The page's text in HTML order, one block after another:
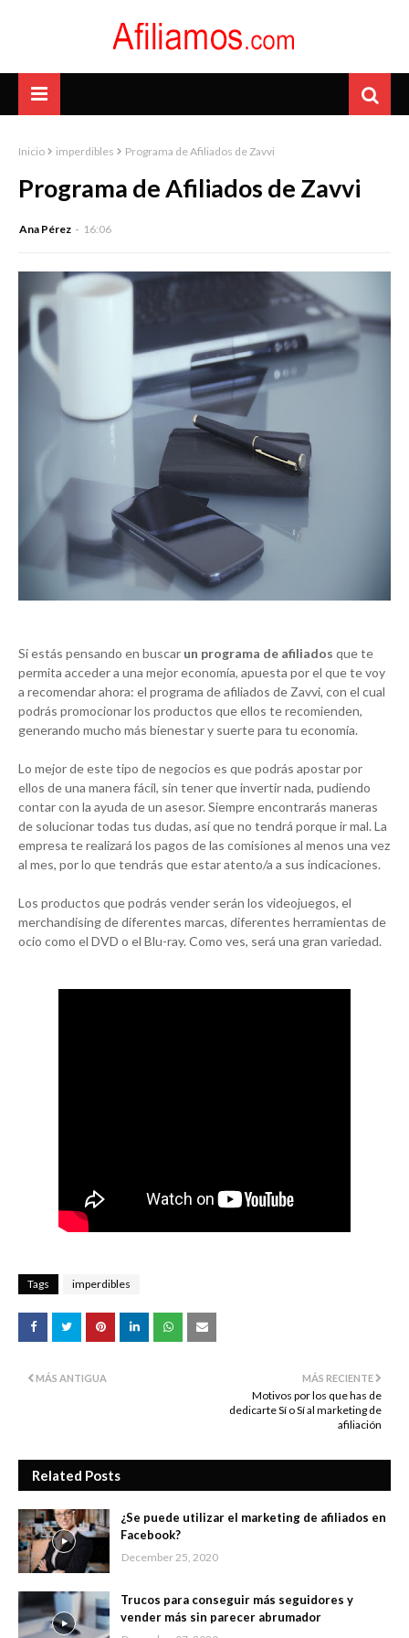
Inicio imperdibles Programa de Afiliados de Zavvi
Programa de Afiliados de Zavvi
Ana Pérez 16:06
Si estás pensando en buscar un programa de afiliados que te
permita acceder a una mejor economía, apuesta por el que te voy
a recomendar ahora: el programa de afiliados de Zavvi, con el cual
podrás promocionar los productos que ellos te recomienden,
generando mucho más bienestar y suerte para tu economía.
Lo mejor de este tipo de negocios es que podrás apostar por
ellos de una manera fácil, sin tener que invertir nada, pudiendo
contar con la ayuda de un asesor. Siempre encontrarás maneras
de solucionar todas tus dudas, así que no tendrá porque ir mal. La
empresa te realizará los pagos de las comisiones al menos una vez
al mes, por lo que tendrás que estar atento/a a sus indicaciones.
Los productos que podrás vender serán los videojuegos, el
merchandising de diferentes marcas, diferentes herramientas de
ocio como el DVD o el Blu-ray. Como ves, será una gran variedad.
Tags imperdibles
MÁS RECIENTE
Motivos por los que has de
dedicarte Sí o Sí al marketing de
afiliación
MÁS ANTIGUA
Related Posts
¿Se puede utilizar el marketing de afiliados en
Facebook?
December 25, 2020
Trucos para conseguir más seguidores y
vender más sin parecer abrumador